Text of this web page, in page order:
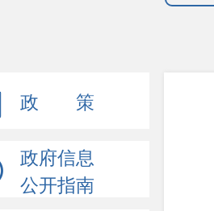
政 策
政府信息
公开指南